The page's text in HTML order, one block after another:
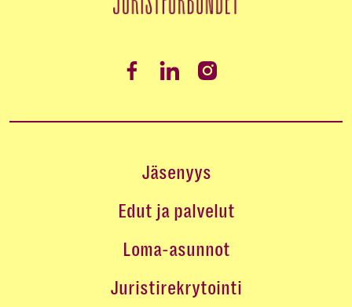
Jäsenyys
Edut ja palvelut
Loma-asunnot
Juristirekrytointi